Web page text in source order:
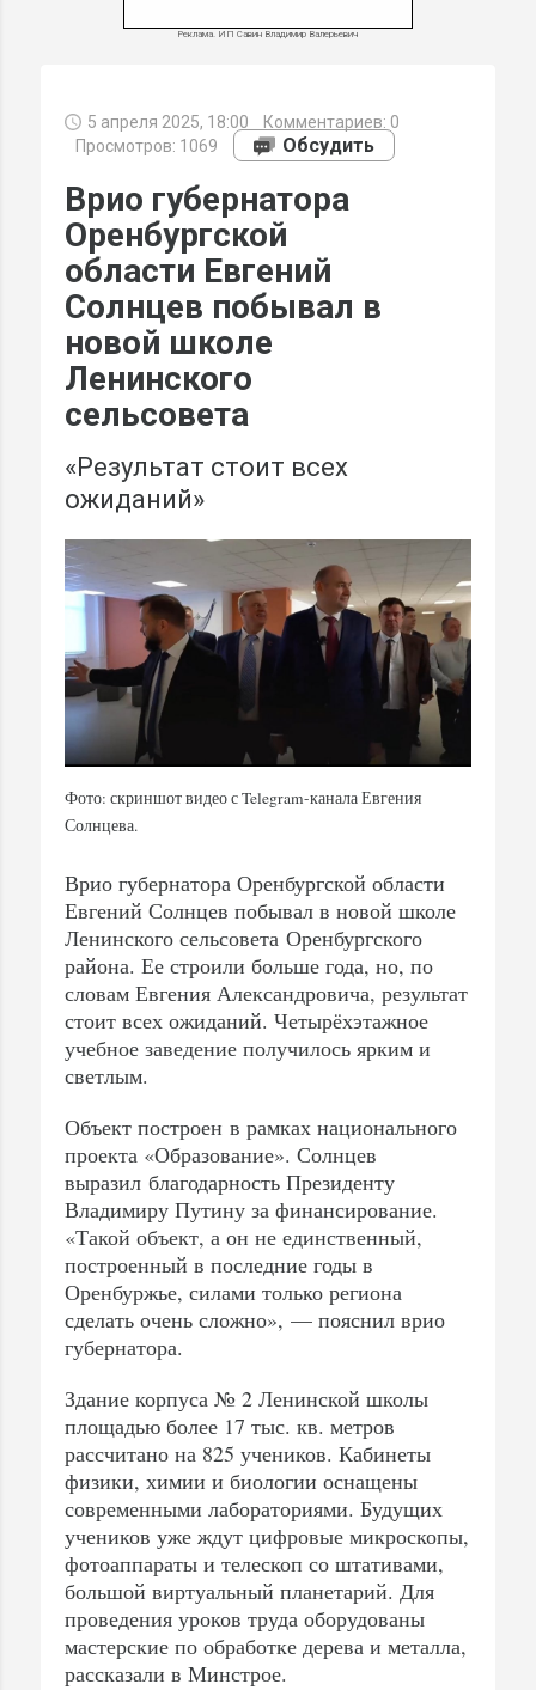
Реклама. ИП Савин Владимир Валерьевич
5 апреля 2025, 18:00 Комментариев: 0
Просмотров: 1069
Обсудить
Врио губернатора
Оренбургской
области Евгений
Солнцев побывал в
новой школе
Ленинского
сельсовета
«Результат стоит всех
ожиданий»
Фото: скриншот видео с Telegram-канала Евгения
Солнцева.
Врио губернатора Оренбургской области
Евгений Солнцев побывал в новой школе
Ленинского сельсовета Оренбургского
района. Ее строили больше года, но, по
словам Евгения Александровича, результат
стоит всех ожиданий. Четырёхэтажное
учебное заведение получилось ярким и
светлым.
Объект построен в рамках национального
проекта «Образование». Солнцев
выразил благодарность Президенту
Владимиру Путину за финансирование.
«Такой объект, а он не единственный,
построенный в последние годы в
Оренбуржье, силами только региона
сделать очень сложно», — пояснил врио
губернатора.
Здание корпуса № 2 Ленинской школы
площадью более 17 тыс. кв. метров
рассчитано на 825 учеников. Кабинеты
физики, химии и биологии оснащены
современными лабораториями. Будущих
учеников уже ждут цифровые микроскопы,
фотоаппараты и телескоп со штативами,
большой виртуальный планетарий. Для
проведения уроков труда оборудованы
мастерские по обработке дерева и металла,
рассказали в Минстрое.